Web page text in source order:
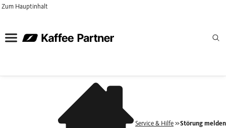
Zum Hauptinhalt
Service & Hilfe Störung melden